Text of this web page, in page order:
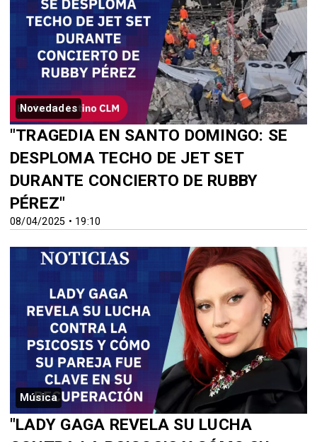
Novedades
08/04/2025 • 19:10
"TRAGEDIA EN SANTO DOMINGO: SE
DESPLOMA TECHO DE JET SET
DURANTE CONCIERTO DE RUBBY
PÉREZ"
Música
"LADY GAGA REVELA SU LUCHA